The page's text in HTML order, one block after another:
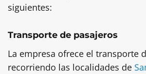
siguientes:
Transporte de pasajeros
La empresa ofrece el transporte
recorriendo las localidades de